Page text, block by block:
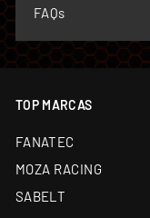
COMPRAR
Distribuidor
España y
Único Centro
FAQs
TOP MARCAS
FANATEC
MOZA RACING
SABELT